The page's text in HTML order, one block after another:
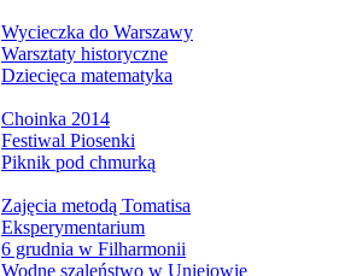
Wycieczka do Warszawy
Warsztaty historyczne
Dziecięca matematyka
Choinka 2014
Festiwal Piosenki
Piknik pod chmurką
Zajęcia metodą Tomatisa
Eksperymentarium
6 grudnia w Filharmonii
Wodne szaleństwo w Uniejowie